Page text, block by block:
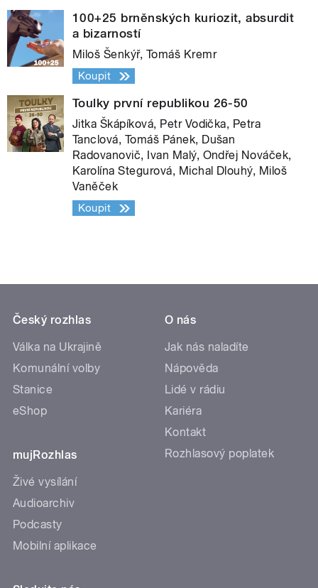
100+25 brněnských kuriozit, absurdit
a bizarností
Miloš Šenkýř, Tomáš Kremr
Koupit
Toulky první republikou 26-50
Jitka Škápíková, Petr Vodička, Petra
Tanclová, Tomáš Pánek, Dušan
Radovanovič, Ivan Malý, Ondřej Nováček,
Karolína Stegurová, Michal Dlouhý, Miloš
Vaněček
Koupit
Český rozhlas
Válka na Ukrajině
Komunální volby
Stanice
eShop
mujRozhlas
Živé vysílání
Audioarchiv
Podcasty
Mobilní aplikace
O nás
Jak nás naladíte
Nápověda
Lidé v rádiu
Kariéra
Kontakt
Rozhlasový poplatek